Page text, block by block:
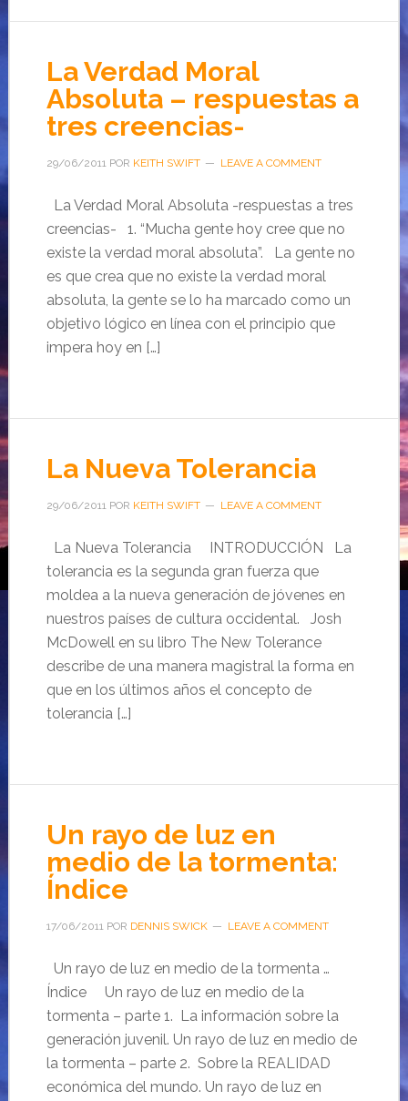
La Verdad Moral
Absoluta – respuestas a
tres creencias-
29/06/2011POR KEITH SWIFT LEAVE A COMMENT
La Verdad Moral Absoluta -respuestas a tres
creencias- 1. “Mucha gente hoy cree que no
existe la verdad moral absoluta”. La gente no
es que crea que no existe la verdad moral
absoluta, la gente se lo ha marcado como un
objetivo lógico en línea con el principio que
impera hoy en […]
La Nueva Tolerancia
29/06/2011POR KEITH SWIFT LEAVE A COMMENT
La Nueva Tolerancia INTRODUCCIÓN La
tolerancia es la segunda gran fuerza que
moldea a la nueva generación de jóvenes en
nuestros países de cultura occidental. Josh
McDowell en su libro The New Tolerance
describe de una manera magistral la forma en
que en los últimos años el concepto de
tolerancia […]
Un rayo de luz en
medio de la tormenta:
Índice
17/06/2011POR DENNIS SWICK LEAVE A COMMENT
Un rayo de luz en medio de la tormenta …
Índice Un rayo de luz en medio de la
tormenta – parte 1. La información sobre la
generación juvenil. Un rayo de luz en medio de
la tormenta – parte 2. Sobre la REALIDAD
económica del mundo. Un rayo de luz en